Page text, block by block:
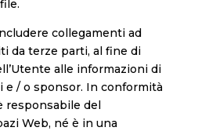
collegamenti ad
da terze parti, al fine di
alle informazioni di
e / o sponsor. In conformità
responsabile del
Web, né è in una